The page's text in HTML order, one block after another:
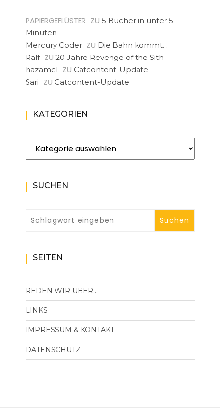
PAPIERGEFLÜSTER ZU 5 Bücher in unter 5
Minuten
Mercury Coder ZU Die Bahn kommt…
Ralf ZU 20 Jahre Revenge of the Sith
hazamel ZU Catcontent-Update
Sari ZU Catcontent-Update
KATEGORIEN
Kategorien
SUCHEN
SEITEN
REDEN WIR ÜBER…
LINKS
IMPRESSUM & KONTAKT
DATENSCHUTZ